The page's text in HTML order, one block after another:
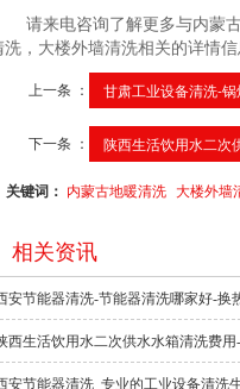
请来电咨询了解更多与内蒙
洗，大楼外墙清洗相关的详情信
上一条 ： 甘肃工业设备清洗-锅
下一条 ： 陕西生活饮用水二次
关键词： 内蒙古地暖清洗 大楼外墙
相关资讯
安节能器清洗-节能器清洗哪家好-换
西生活饮用水二次供水水箱清洗费
安节能器清洗_专业的工业设备清洗